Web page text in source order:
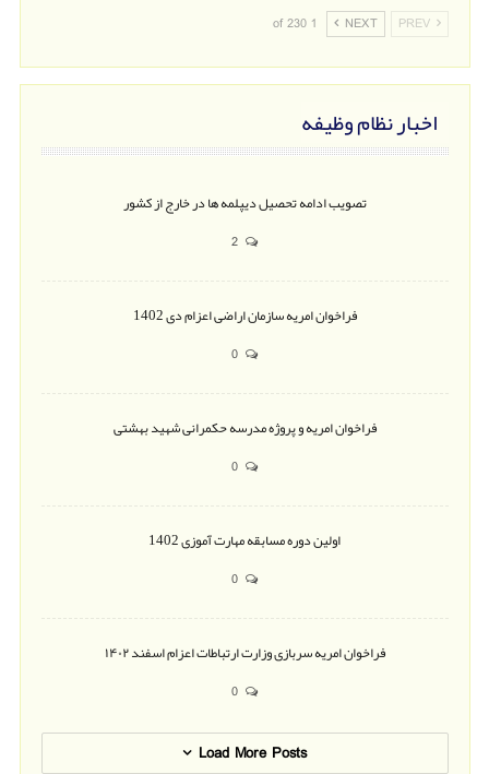
PREV
NEXT
1 of 230
اخبار نظام وظیفه
تصویب ادامه تحصیل دیپلمه ها در خارج از کشور
فراخوان امریه سازمان اراضی اعزام دی 1402
فراخوان امریه و پروژه مدرسه حکمرانی شهید بهشتی
اولین دوره مسابقه مهارت آموزی 1402
فراخوان امریه سربازی وزارت ارتباطات اعزام اسفند ۱۴۰۲
Load More Posts